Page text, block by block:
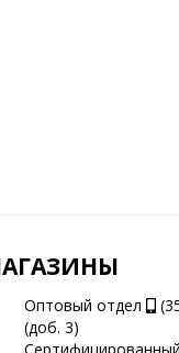
Оптовый отдел
(доб. 3)